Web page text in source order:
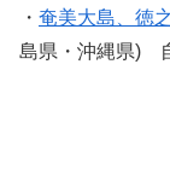
・ 奄美大島、徳
島県・沖縄県)